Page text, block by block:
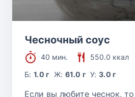
Чесночный соус
40 мин.
550.0 ккал
Б:1.0 г Ж: 61.0 г У:3.0 г
Если вы любите чеснок,